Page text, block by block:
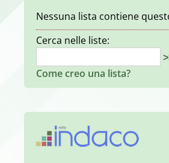
Nessuna lista contiene
Cerca nelle liste:
Come creo una lista?